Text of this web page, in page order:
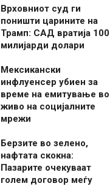
Врховниот суд ги
поништи царините на
Трамп: САД вратија 100
милијарди долари
Мексикански
инфлуенсер убиен за
време на емитување во
живо на социјалните
мрежи
Берзите во зелено,
нафтата скокна:
Пазарите очекуваат
голем договор меѓу